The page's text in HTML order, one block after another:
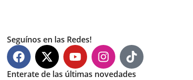
Seguínos en las Redes!
Enterate de las últimas novedades